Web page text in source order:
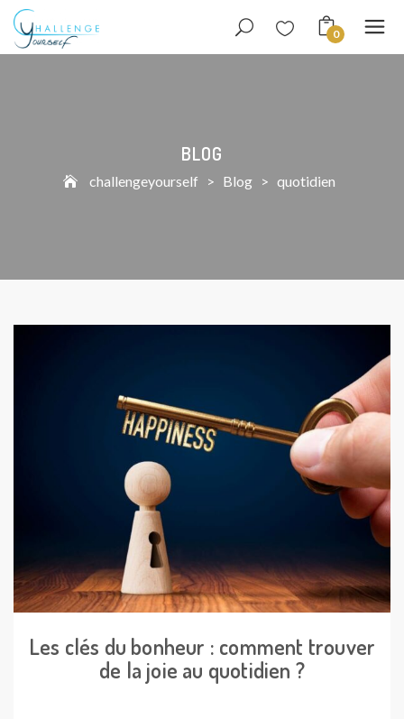
0
BLOG
challengeyourself > Blog > quotidien
Les clés du bonheur : comment trouver
de la joie au quotidien ?